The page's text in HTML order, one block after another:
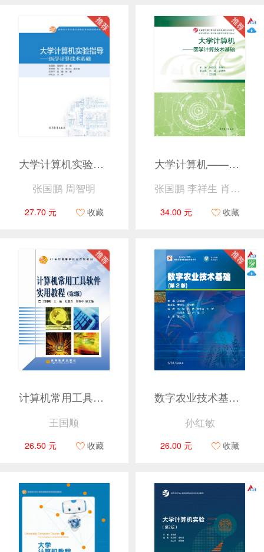
大学计算机实验指导——医学计算技术基础
张国鹏 周智明
27.70 元 收藏
大学计算机——医学计算技术基础
张国鹏 李祥生 肖峰 梁建坤 王路漫
34.00 元 收藏
计算机常用工具软件实用教程（第2版）
王国顺
26.50 元 收藏
数字农业技术基础（第2版）
孙红敏
26.00 元 收藏